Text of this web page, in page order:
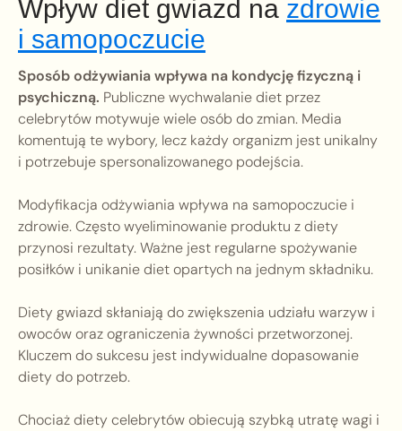
Wpływ diet gwiazd na zdrowie
i samopoczucie
Sposób odżywiania wpływa na kondycję fizyczną i
psychiczną. Publiczne wychwalanie diet przez
celebrytów motywuje wiele osób do zmian. Media
komentują te wybory, lecz każdy organizm jest unikalny
i potrzebuje spersonalizowanego podejścia.
Modyfikacja odżywiania wpływa na samopoczucie i
zdrowie. Często wyeliminowanie produktu z diety
przynosi rezultaty. Ważne jest regularne spożywanie
posiłków i unikanie diet opartych na jednym składniku.
Diety gwiazd skłaniają do zwiększenia udziału warzyw i
owoców oraz ograniczenia żywności przetworzonej.
Kluczem do sukcesu jest indywidualne dopasowanie
diety do potrzeb.
Chociaż diety celebrytów obiecują szybką utratę wagi i